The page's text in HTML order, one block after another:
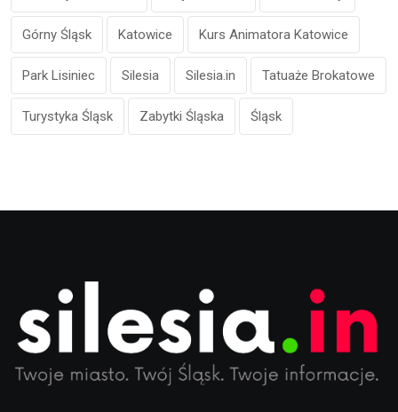
Górny Śląsk Katowice Kurs Animatora Katowice
Park Lisiniec Silesia Silesia.in Tatuaże Brokatowe
Turystyka Śląsk Zabytki Śląska Śląsk